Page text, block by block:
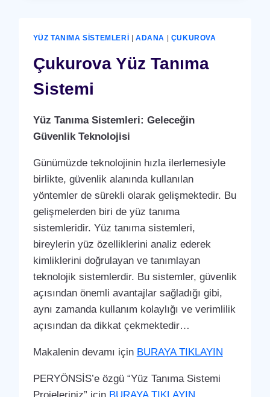
YÜZ TANIMA SISTEMLERI |ADANA ÇUKUROVA
Çukurova Yüz Tanıma
Sistemi
Yüz Tanıma Sistemleri: Geleceğin
Güvenlik Teknolojisi
Günümüzde teknolojinin hızla ilerlemesiyle
birlikte, güvenlik alanında kullanılan
yöntemler de sürekli olarak gelişmektedir. Bu
gelişmelerden biri de yüz tanıma
sistemleridir. Yüz tanıma sistemleri,
bireylerin yüz özelliklerini analiz ederek
kimliklerini doğrulayan ve tanımlayan
teknolojik sistemlerdir. Bu sistemler, güvenlik
açısından önemli avantajlar sağladığı gibi,
aynı zamanda kullanım kolaylığı ve verimlilik
açısından da dikkat çekmektedir…
Makalenin devamı için BURAYA TIKLAYIN
PERYÖNSİS’e özgü “Yüz Tanıma Sistemi